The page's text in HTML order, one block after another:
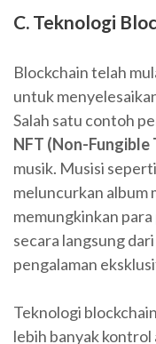
C. Teknologi
Blockchain telah
untuk
Salah satu contoh
NFT (Non-Fungible
musik. Musisi seperti
meluncurkan album
memungkinkan
secara langsung
pengalaman
Teknologi
lebih banyak